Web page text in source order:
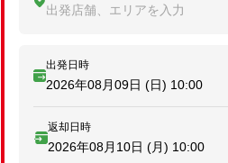
出発店舗、エリアを入力
出発日時
2026年08月09日 (日) 10:00
返却日時
2026年08月10日 (月) 10:00